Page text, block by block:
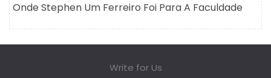
Onde Stephen Um Ferreiro Foi Para A Faculdade
Write for Us